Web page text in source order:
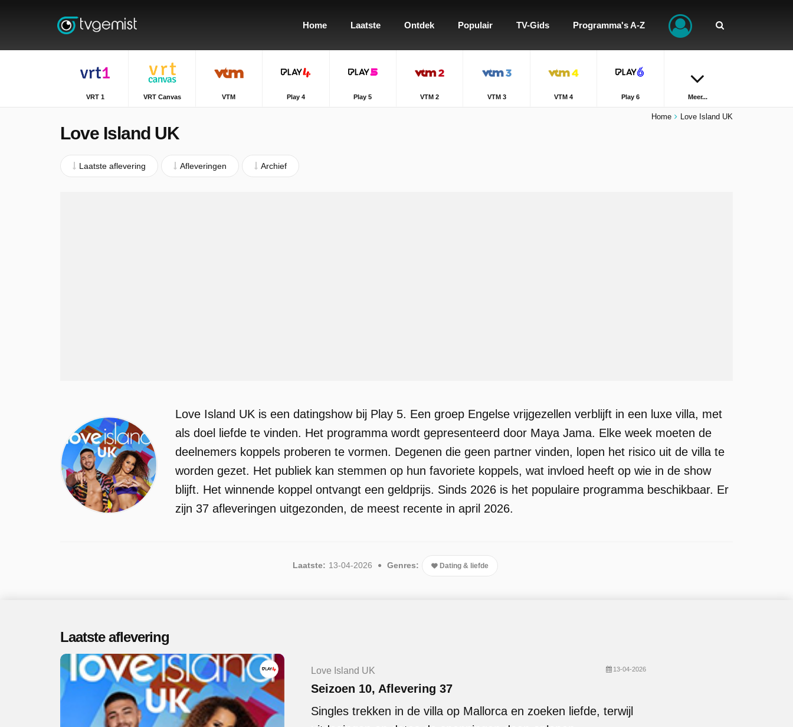
Home Laatste Ontdek Populair TV-Gids Programma's A-Z
VRT 1 VRT Canvas VTM Play 4 Play 5 VTM 2 VTM 3 VTM 4 Play 6 Meer...
Home Love Island UK
Love Island UK
Laatste aflevering Afleveringen Archief
Love Island UK is een datingshow bij Play 5. Een groep Engelse vrijgezellen verblijft in een luxe villa, met
als doel liefde te vinden. Het programma wordt gepresenteerd door Maya Jama. Elke week moeten de
deelnemers koppels proberen te vormen. Degenen die geen partner vinden, lopen het risico uit de villa te
worden gezet. Het publiek kan stemmen op hun favoriete koppels, wat invloed heeft op wie in de show
blijft. Het winnende koppel ontvangt een geldprijs. Sinds 2026 is het populaire programma beschikbaar. Er
zijn 37 afleveringen uitgezonden, de meest recente in april 2026.
Laatste: 13-04-2026 Genres: Dating & liefde
Laatste aflevering
Love Island UK 13-04-2026
Seizoen 10, Aflevering 37
Singles trekken in de villa op Mallorca en zoeken liefde, terwijl